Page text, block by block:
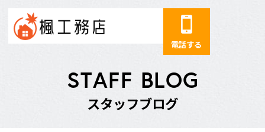
電話する
STAFF BLOG
スタッフブログ